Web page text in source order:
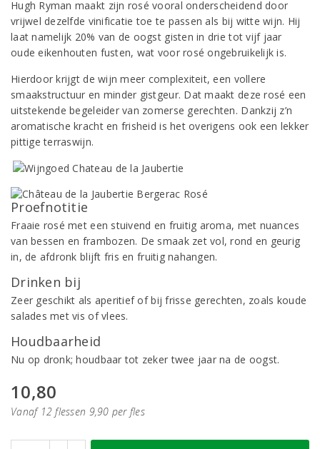
Hugh Ryman maakt zijn rosé vooral onderscheidend door
vrijwel dezelfde vinificatie toe te passen als bij witte wijn. Hij
laat namelijk 20% van de oogst gisten in drie tot vijf jaar
oude eikenhouten fusten, wat voor rosé ongebruikelijk is.
Hierdoor krijgt de wijn meer complexiteit, een vollere
smaakstructuur en minder gistgeur. Dat maakt deze rosé een
uitstekende begeleider van zomerse gerechten. Dankzij z’n
aromatische kracht en frisheid is het overigens ook een lekker
pittige terraswijn.
Proefnotitie
Fraaie rosé met een stuivend en fruitig aroma, met nuances
van bessen en frambozen. De smaak zet vol, rond en geurig
in, de afdronk blijft fris en fruitig nahangen.
Drinken bij
Zeer geschikt als aperitief of bij frisse gerechten, zoals koude
salades met vis of vlees.
Houdbaarheid
Nu op dronk; houdbaar tot zeker twee jaar na de oogst.
10,80
Vanaf 12 flessen 9,90 per fles